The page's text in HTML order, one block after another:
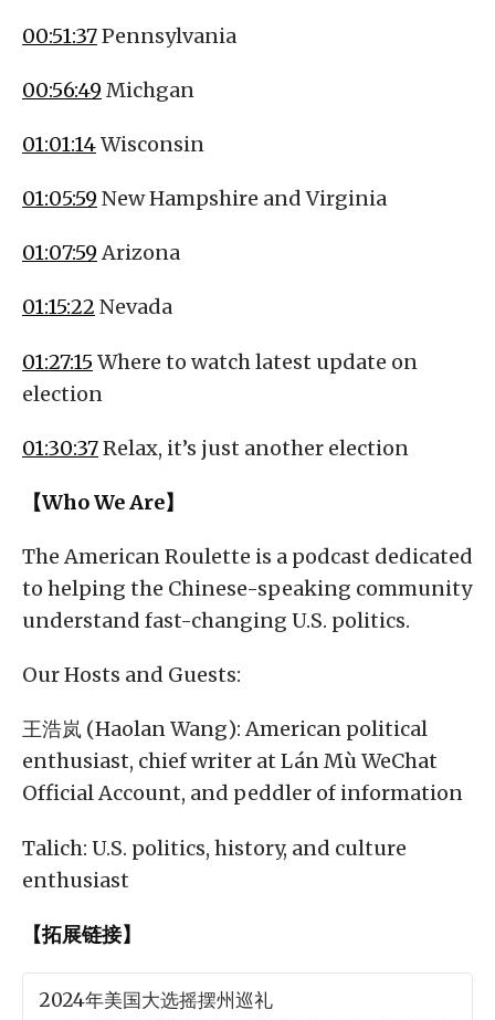
00:51:37Pennsylvania
00:56:49 Michgan
01:01:14Wisconsin
01:05:59 New Hampshire and Virginia
01:07:59 Arizona
01:15:22 Nevada
01:27:15 Where to watch latest update on
election
01:30:37Relax, it’s just another election
【Who We Are】
The American Roulette is a podcast dedicated
to helping the Chinese-speaking community
understand fast-changing U.S. politics.
Our Hosts and Guests:
王浩岚 (Haolan Wang): American political
enthusiast, chief writer at Lán Mù WeChat
Official Account, and peddler of information
Talich: U.S. politics, history, and culture
enthusiast
【拓展链接】
2024年美国大选摇摆州巡礼